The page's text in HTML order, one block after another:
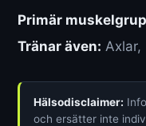
Primär
Tränar även: Axlar,
Hälsodisclaimer:
och ersätter inte